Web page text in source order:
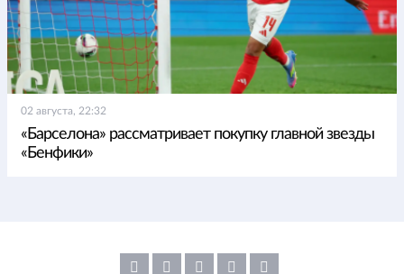
02 августа, 22:32
«Барселона» рассматривает покупку главной звезды
«Бенфики»